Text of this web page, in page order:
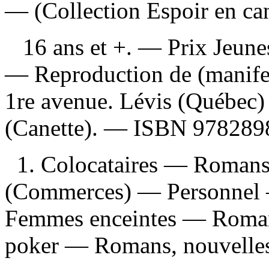
— (Collection Espoir en
16 ans et +. — Prix
— Reproduction de
1re avenue. Lévis
(Canette). — ISBN
1. Colocataires —
(Commerces) —
Femmes enceintes —
poker — Romans,